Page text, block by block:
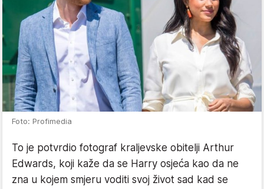
Foto: Profimedia
To je potvrdio fotograf kraljevske obitelji Arthur
Edwards, koji kaže da se Harry osjeća kao da ne
zna u kojem smjeru voditi svoj život sad kad se